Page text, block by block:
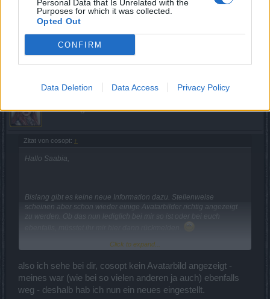
Personal Data that Is Unrelated with the
Purposes for which it was collected.
Opted Out
CONFIRM
Data Deletion Data Access Privacy Policy
Mit freundlichen Grüßen,
Cosopt
23 Januar 2020
Saabiagefällt dies.
Forenhalbgott
Zitat von cosopt: ↑
Hallo Saabia,
Bislang gibt es keine neue Information dazu. Stellenweise
scheinen aber schon wieder einige Avatarbilder richtig angezeigt
zu werden. Ob das nun lediglich bei mir so ist oder bei euch
Cosopt
Click to expand...
also ich sehe bei dir, cosopt kein Avatarbild angezeigt -
meines war (wie bei so vielen anderen ja auch) ebenfalls
weg - deshalb hab ich nun ein neues eingestellt.